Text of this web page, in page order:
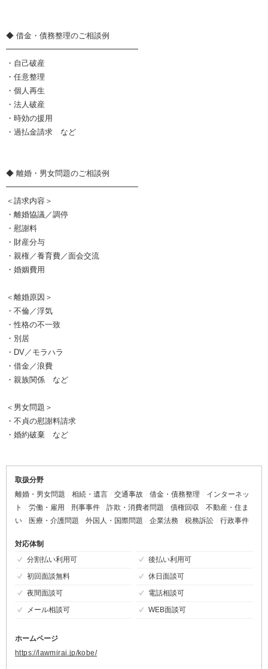
◆ 借金・債務整理のご相談例
━━━━━━━━━━━━━━━━━
・自己破産
・任意整理
・個人再生
・法人破産
・時効の援用
・過払金請求 など
◆ 離婚・男女問題のご相談例
━━━━━━━━━━━━━━━━━
＜請求内容＞
・離婚協議／調停
・慰謝料
・財産分与
・親権／養育費／面会交流
・婚姻費用
＜離婚原因＞
・不倫／浮気
・性格の不一致
・別居
・DV／モラハラ
・借金／浪費
・親族関係 など
＜男女問題＞
・不貞の慰謝料請求
・婚約破棄 など
取扱分野
離婚・男女問題
相続・遺言 交通事故 借金・債務整理
インターネッ
ト
労働・雇用 刑事事件 詐欺・消費者問題 債権回収
不動産・住ま
い
医療・介護問題 外国人・国際問題 企業法務 税務訴訟 行政事件
対応体制
分割払い利用可
後払い利用可
初回面談無料
休日面談可
夜間面談可
電話相談可
メール相談可
WEB面談可
ホームページ
https://lawmirai.jp/kobe/